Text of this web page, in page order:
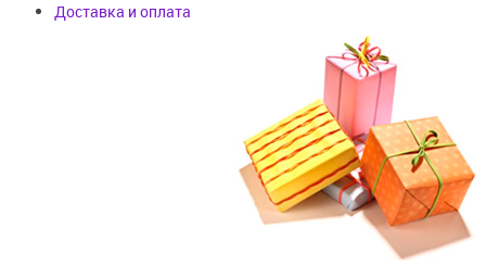
Доставка и оплата